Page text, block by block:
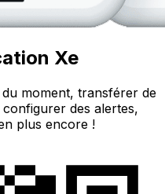
Xe
moment, transférer de
des alertes,
plus encore !